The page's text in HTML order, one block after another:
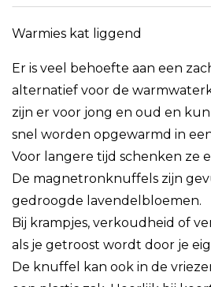
Warmies kat liggend
Er is veel behoefte aan een
alternatief voor de
zijn er voor jong en oud en
snel worden opgewarmd in
Voor langere tijd schenken ze
De magnetronknuffels zijn
gedroogde lavendelbloemen.
Bij krampjes, verkoudheid of
als je getroost wordt door je
De knuffel kan ook in de